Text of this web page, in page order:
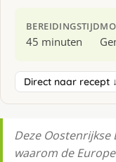
BEREIDINGSTIJD
45 minuten
Direct naar recept ↓
Deze
waarom de